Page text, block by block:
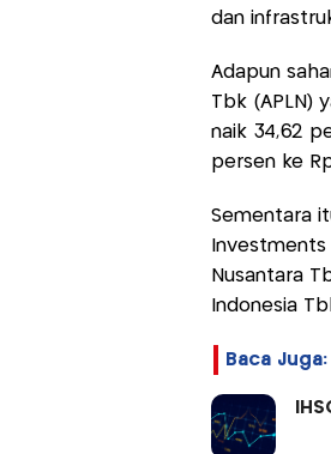
dan
Adapun
Tbk (APLN)
naik 34,62
persen ke
Sementara
Investments
Nusantara
Indonesia
Baca Juga: